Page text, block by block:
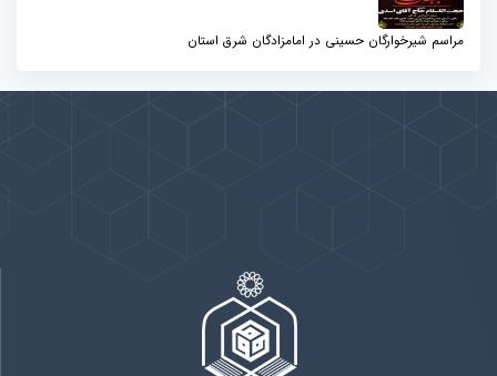
مراسم شیرخوارگان حسینی در امامزادگان شرق استان